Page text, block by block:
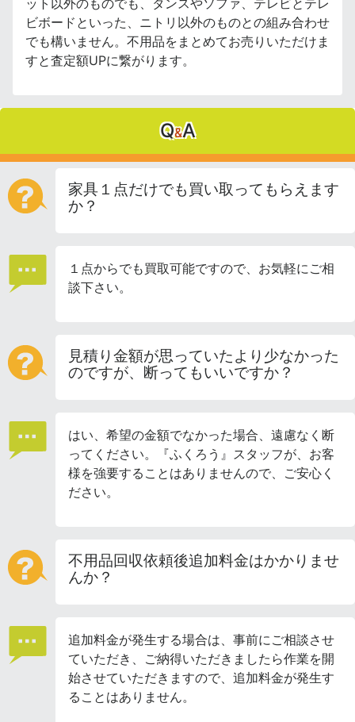
ット以外のものでも、タンスやソファ、テレビとテレ
ビボードといった、ニトリ以外のものとの組み合わせ
でも構いません。不用品をまとめてお売りいただけま
すと査定額UPに繋がります。
Q&A
家具１点だけでも買い取ってもらえます
か？
１点からでも買取可能ですので、お気軽にご相
談下さい。
見積り金額が思っていたより少なかった
のですが、断ってもいいですか？
はい、希望の金額でなかった場合、遠慮なく断
ってください。『ふくろう』スタッフが、お客
様を強要することはありませんので、ご安心く
ださい。
不用品回収依頼後追加料金はかかりませ
んか？
追加料金が発生する場合は、事前にご相談させ
ていただき、ご納得いただきましたら作業を開
始させていただきますので、追加料金が発生す
ることはありません。